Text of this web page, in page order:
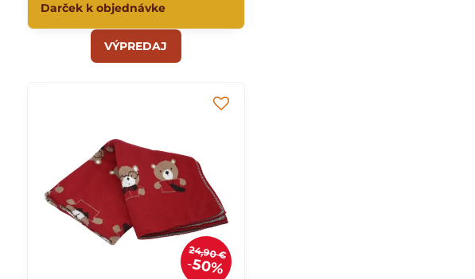
Darček k objednávke
VÝPREDAJ
24,90 €
50%